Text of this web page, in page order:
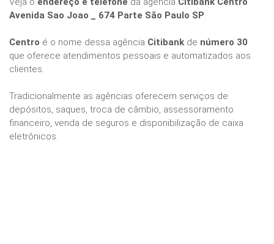
Avenida Sao Joao _ 674 Parte São Paulo SP.
Centro é o nome dessa agência Citibank de número 30
que oferece atendimentos pessoais e automatizados aos
clientes.
Tradicionalmente as agências oferecem serviços de
depósitos, saques, troca de câmbio, assessoramento
financeiro, venda de seguros e disponibilização de caixa
eletrônicos.